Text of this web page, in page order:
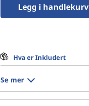
Legg i handlekurv
Hva er Inkludert
Se mer